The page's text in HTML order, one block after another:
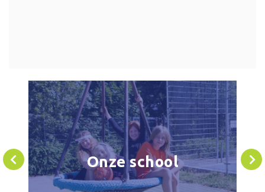
Onze school